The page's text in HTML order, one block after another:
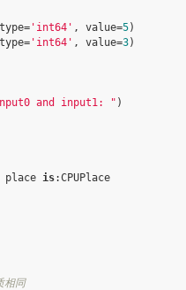
= 'int64' , value=5)
= 'int64' , value=3)
and input1: " )
place is:CPUPlace
相同